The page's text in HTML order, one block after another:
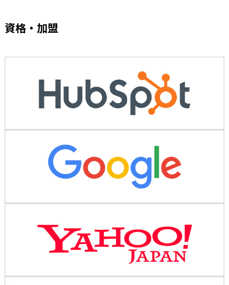
資格・加盟